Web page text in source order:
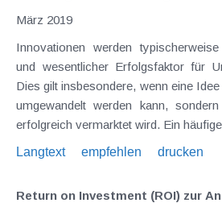
März 2019
Innovationen werden typischerweise als
und wesentlicher Erfolgsfaktor für Unternehmen gehandelt.
Dies gilt insbesondere, wenn eine Idee nicht nur in ein Produkt
umgewandelt werden kann, sondern dieses
erfolgreich vermarktet wird. Ein
Langtext
empfehlen drucken
Return on Investment (ROI) zur